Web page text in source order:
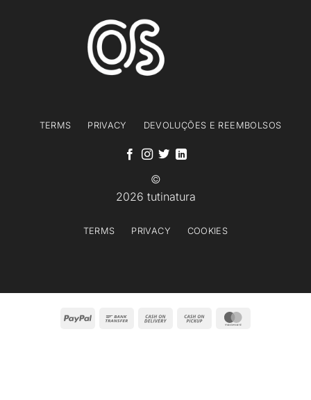
TERMS PRIVACY DEVOLUÇÕES E REEMBOLSOS
©
2026 tutinatura
TERMS PRIVACY COOKIES
PayPal
Bank
Cash
Cash